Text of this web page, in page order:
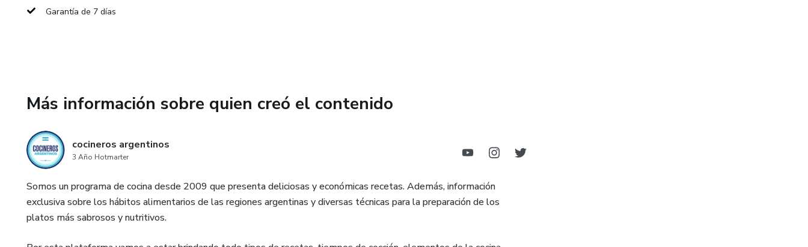
Garantía de 7 días
Más información sobre quien creó el contenido
cocineros argentinos
3 Año Hotmarter
Somos un programa de cocina desde 2009 que presenta deliciosas y económicas recetas. Además, información
exclusiva sobre los hábitos alimentarios de las regiones argentinas y diversas técnicas para la preparación de los
platos más sabrosos y nutritivos.